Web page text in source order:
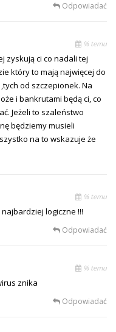
Odpowiadać
% temu
zyskują ci co nadali tej
który to mają najwięcej do
od szczepionek. Na
i bankrutami będą ci, co
Jeżeli to szaleństwo
będziemy musieli
na to wskazuje że
% temu
logiczne !!!
Odpowiadać
% temu
znika
Odpowiadać